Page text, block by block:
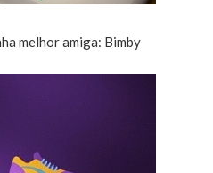
melhor amiga: Bimby